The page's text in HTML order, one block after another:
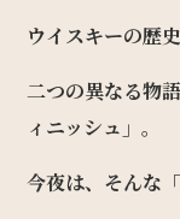
ウイスキーの歴
二つの異なる物
ィニッシュ」。
今夜は、そんな